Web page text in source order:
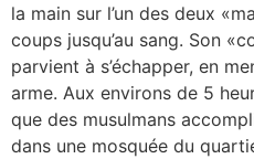
la main sur l’un des deux
coups jusqu’au sang. Son
parvient à s’échapper, en
arme. Aux environs de 5
que des musulmans
dans une mosquée du